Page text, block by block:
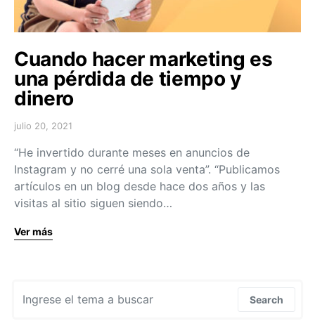
Cuando hacer marketing es
una pérdida de tiempo y
dinero
julio 20, 2021
“He invertido durante meses en anuncios de
Instagram y no cerré una sola venta”. “Publicamos
artículos en un blog desde hace dos años y las
visitas al sitio siguen siendo…
Ver más
Search